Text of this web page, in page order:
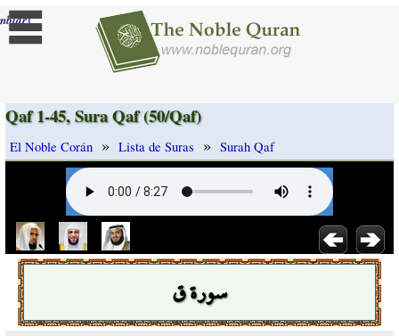
]
Qaf 1-45, Sura Qaf (50/Qaf)
El Noble Corán » Lista de Suras » Surah Qaf
سورة ق